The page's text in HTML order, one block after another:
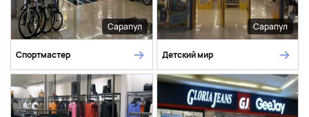
Сарапул
Спортмастер
Сарапул
Детский мир